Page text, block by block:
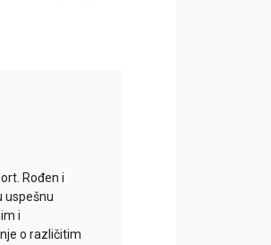
Rođen i
uspešnu
i
o različitim